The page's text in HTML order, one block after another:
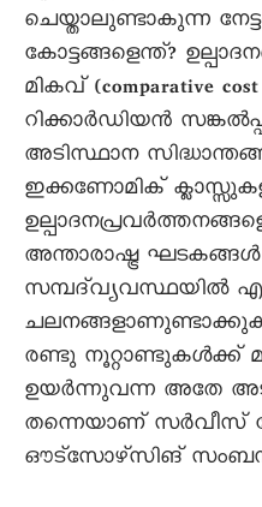
ചെയ്താലുണ്ടാകുന്ന
കോട്ടങ്ങളെന്ത്?
മികവ് (comparative
റിക്കാർഡിയൻ
അടിസ്ഥാന
ഇക്കണോമിക്
അന്താരാഷ്ട്ര
സമ്പദ്‌വ്യവസ്ഥയിൽ
രണ്ടു നൂറ്റാണ്ടുകൾക്ക്
ഉയർന്നുവന്ന അതേ
തന്നെയാണ് സർവീസ്
ഔട്സോഴ്സിങ്